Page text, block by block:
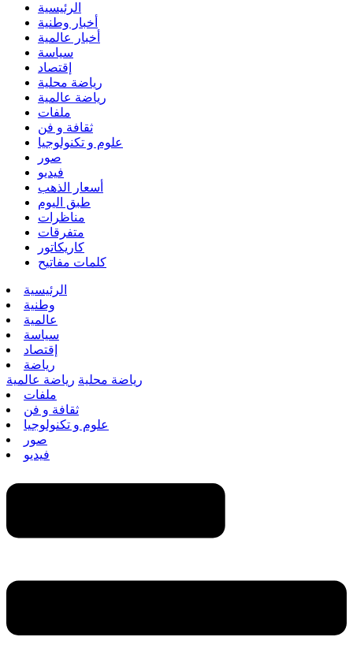
الرئيسية
أخبار وطنية
أخبار عالمية
سياسة
إقتصاد
رياضة محلية
رياضة عالمية
ملفات
ثقافة و فن
علوم و تكنولوجيا
صور
فيديو
أسعار الذهب
طبق اليوم
مناظرات
متفرقات
كاريكاتور
كلمات مفاتيح
الرئيسية
وطنية
عالمية
سياسة
إقتصاد
رياضة
رياضة محلية رياضة عالمية
ملفات
ثقافة و فن
علوم و تكنولوجيا
صور
فيديو